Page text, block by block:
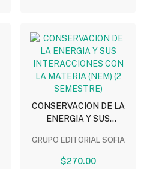
CONSERVACION DE LA
ENERGIA Y SUS
MATERIA (NEM) (2
SEMESTRE)
GRUPO EDITORIAL SOFIA
$270.00